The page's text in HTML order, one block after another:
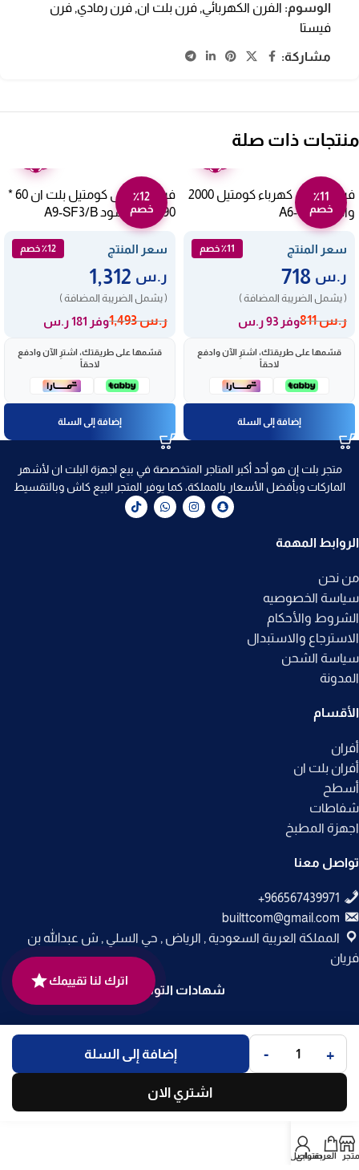
الوسوم: الفرن الكهربائي, فرن بلت ان, فرن رمادي, فرن
فيستا
مشاركة:
منتجات ذات صلة
٪11
خصم
فرن بلت ان كهرباء كومتيل 2000
وات A6-SF2M
سعر المنتج ٪11 خصم
ر.س
( يشمل الضريبة المضافة )
ر.س811 وفر 93 ر.س
قسّمها على طريقتك، اشترِ الآن وادفع
لاحقاً
إضافة إلى السلة
٪12
خصم
فرن كهربائى كومتيل بلت ان 60 *
90 سم – أسود A9-SF3/B
سعر المنتج ٪12 خصم
ر.س
( يشمل الضريبة المضافة )
ر.س1,493 وفر 181 ر.س
قسّمها على طريقتك، اشترِ الآن وادفع
لاحقاً
إضافة إلى السلة
متجر بلت إن هو أحد أكبر المتاجر المتخصصة في بيع اجهزة البلت ان لأشهر
الماركات وبأفضل الأسعار بالمملكة، كما يوفر المتجر البيع كاش وبالتقسيط
الروابط المهمة
من نحن
سياسة الخصوصيه
الشروط والأحكام
الاسترجاع والاستبدال
سياسة الشحن
المدونة
الأقسام
أفران
أفران بلت ان
أسطح
شفاطات
اجهزة المطبخ
تواصل معنا
builttcom@gmail.com
المملكة العربية السعودية , الرياض , حي السلي , ش عبدالله بن
فريان
شهادات التوثيق
جميع الحقوق محفوظة لـمتجر بلت إن© 2025.
تم التطوير بواسطةCode Times
.
العربةحسابي
تواصل معنا
+
- إضافة إلى السلة
اشتري الان
اترك لنا تقييمك